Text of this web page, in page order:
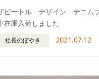
ビートル デザイン デニム
在庫入荷しました
社長のぼやき 2021.07.12